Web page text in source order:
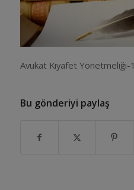
Avukat Kıyafet Yönetmeliği-1
Bu gönderiyi paylaş